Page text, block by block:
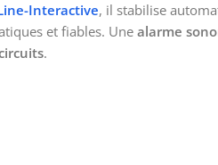
Interactive, il stabilise
et fiables. Une alarme
.